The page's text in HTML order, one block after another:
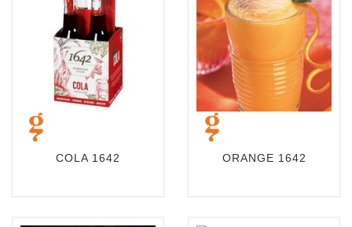
COLA 1642 ORANGE 1642